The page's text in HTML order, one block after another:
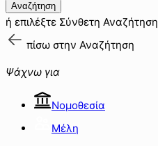
Αναζήτηση
ή επιλέξτε Σύνθετη Αναζήτηση
πίσω στην Αναζήτηση
Ψάχνω για
Νομοθεσία
Μέλη